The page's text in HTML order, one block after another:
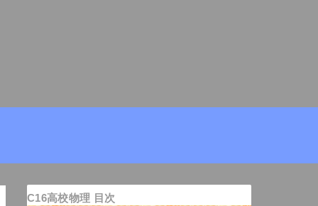
C16高校物理 目次